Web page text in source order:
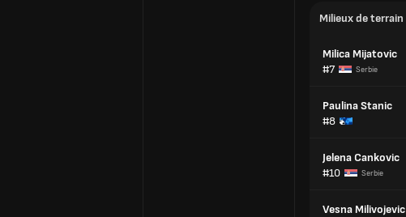
Milieux de terrain
Milica Mijatovic
#7
Serbie
Paulina Stanic
#8
Jelena Cankovic
#10
Serbie
Vesna Milivojevic